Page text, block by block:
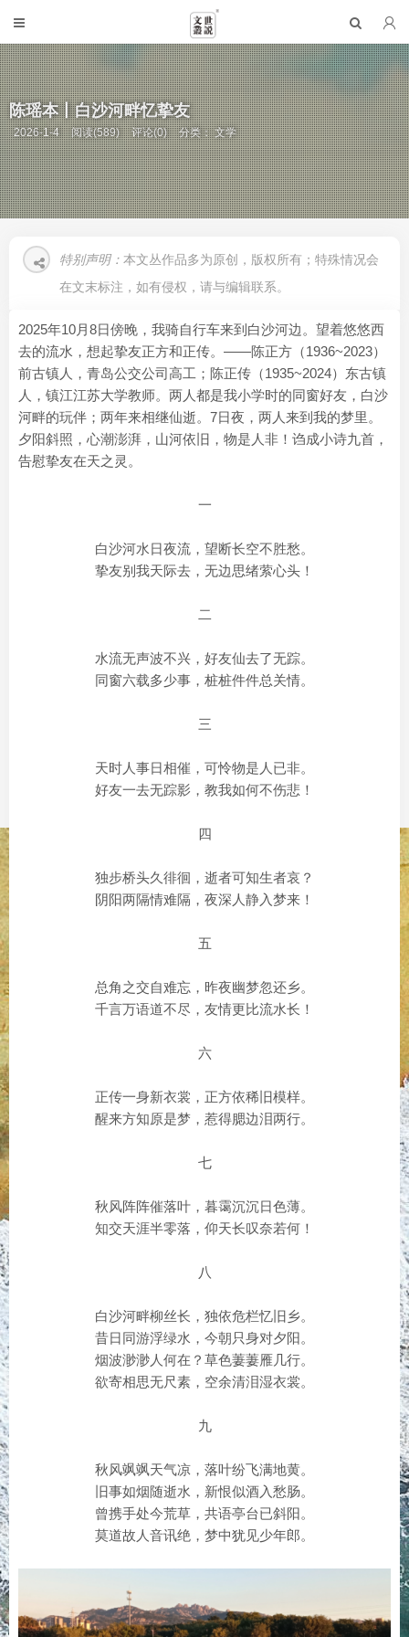
陈瑶本丨白沙河畔忆挚友
2026-1-4 阅读(589) 评论(0) 分类：文学
特别声明： 本文丛作品多为原创，版权所有；特殊情况会
在文末标注，如有侵权，请与编辑联系。
2025年10月8日傍晚，我骑自行车来到白沙河边。望着悠悠西
去的流水，想起挚友正方和正传。——陈正方（1936~2023）
前古镇人，青岛公交公司高工；陈正传（1935~2024）东古镇
人，镇江江苏大学教师。两人都是我小学时的同窗好友，白沙
河畔的玩伴；两年来相继仙逝。7日夜，两人来到我的梦里。
夕阳斜照，心潮澎湃，山河依旧，物是人非！诌成小诗九首，
告慰挚友在天之灵。
一
白沙河水日夜流，望断长空不胜愁。
挚友别我天际去，无边思绪萦心头！
二
水流无声波不兴，好友仙去了无踪。
同窗六载多少事，桩桩件件总关情。
三
天时人事日相催，可怜物是人已非。
好友一去无踪影，教我如何不伤悲！
四
独步桥头久徘徊，逝者可知生者哀？
阴阳两隔情难隔，夜深人静入梦来！
五
总角之交自难忘，昨夜幽梦忽还乡。
千言万语道不尽，友情更比流水长！
六
正传一身新衣裳，正方依稀旧模样。
醒来方知原是梦，惹得腮边泪两行。
七
秋风阵阵催落叶，暮霭沉沉日色薄。
知交天涯半零落，仰天长叹奈若何！
八
白沙河畔柳丝长，独依危栏忆旧乡。
昔日同游浮绿水，今朝只身对夕阳。
烟波渺渺人何在？草色萋萋雁几行。
欲寄相思无尺素，空余清泪湿衣裳。
九
秋风飒飒天气凉，落叶纷飞满地黄。
旧事如烟随逝水，新恨似酒入愁肠。
曾携手处今荒草，共语亭台已斜阳。
莫道故人音讯绝，梦中犹见少年郎。